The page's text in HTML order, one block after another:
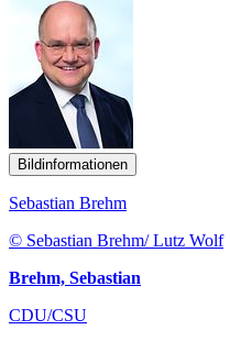
Bildinformationen
Sebastian Brehm
© Sebastian Brehm/ Lutz Wolf
Brehm, Sebastian
CDU/CSU